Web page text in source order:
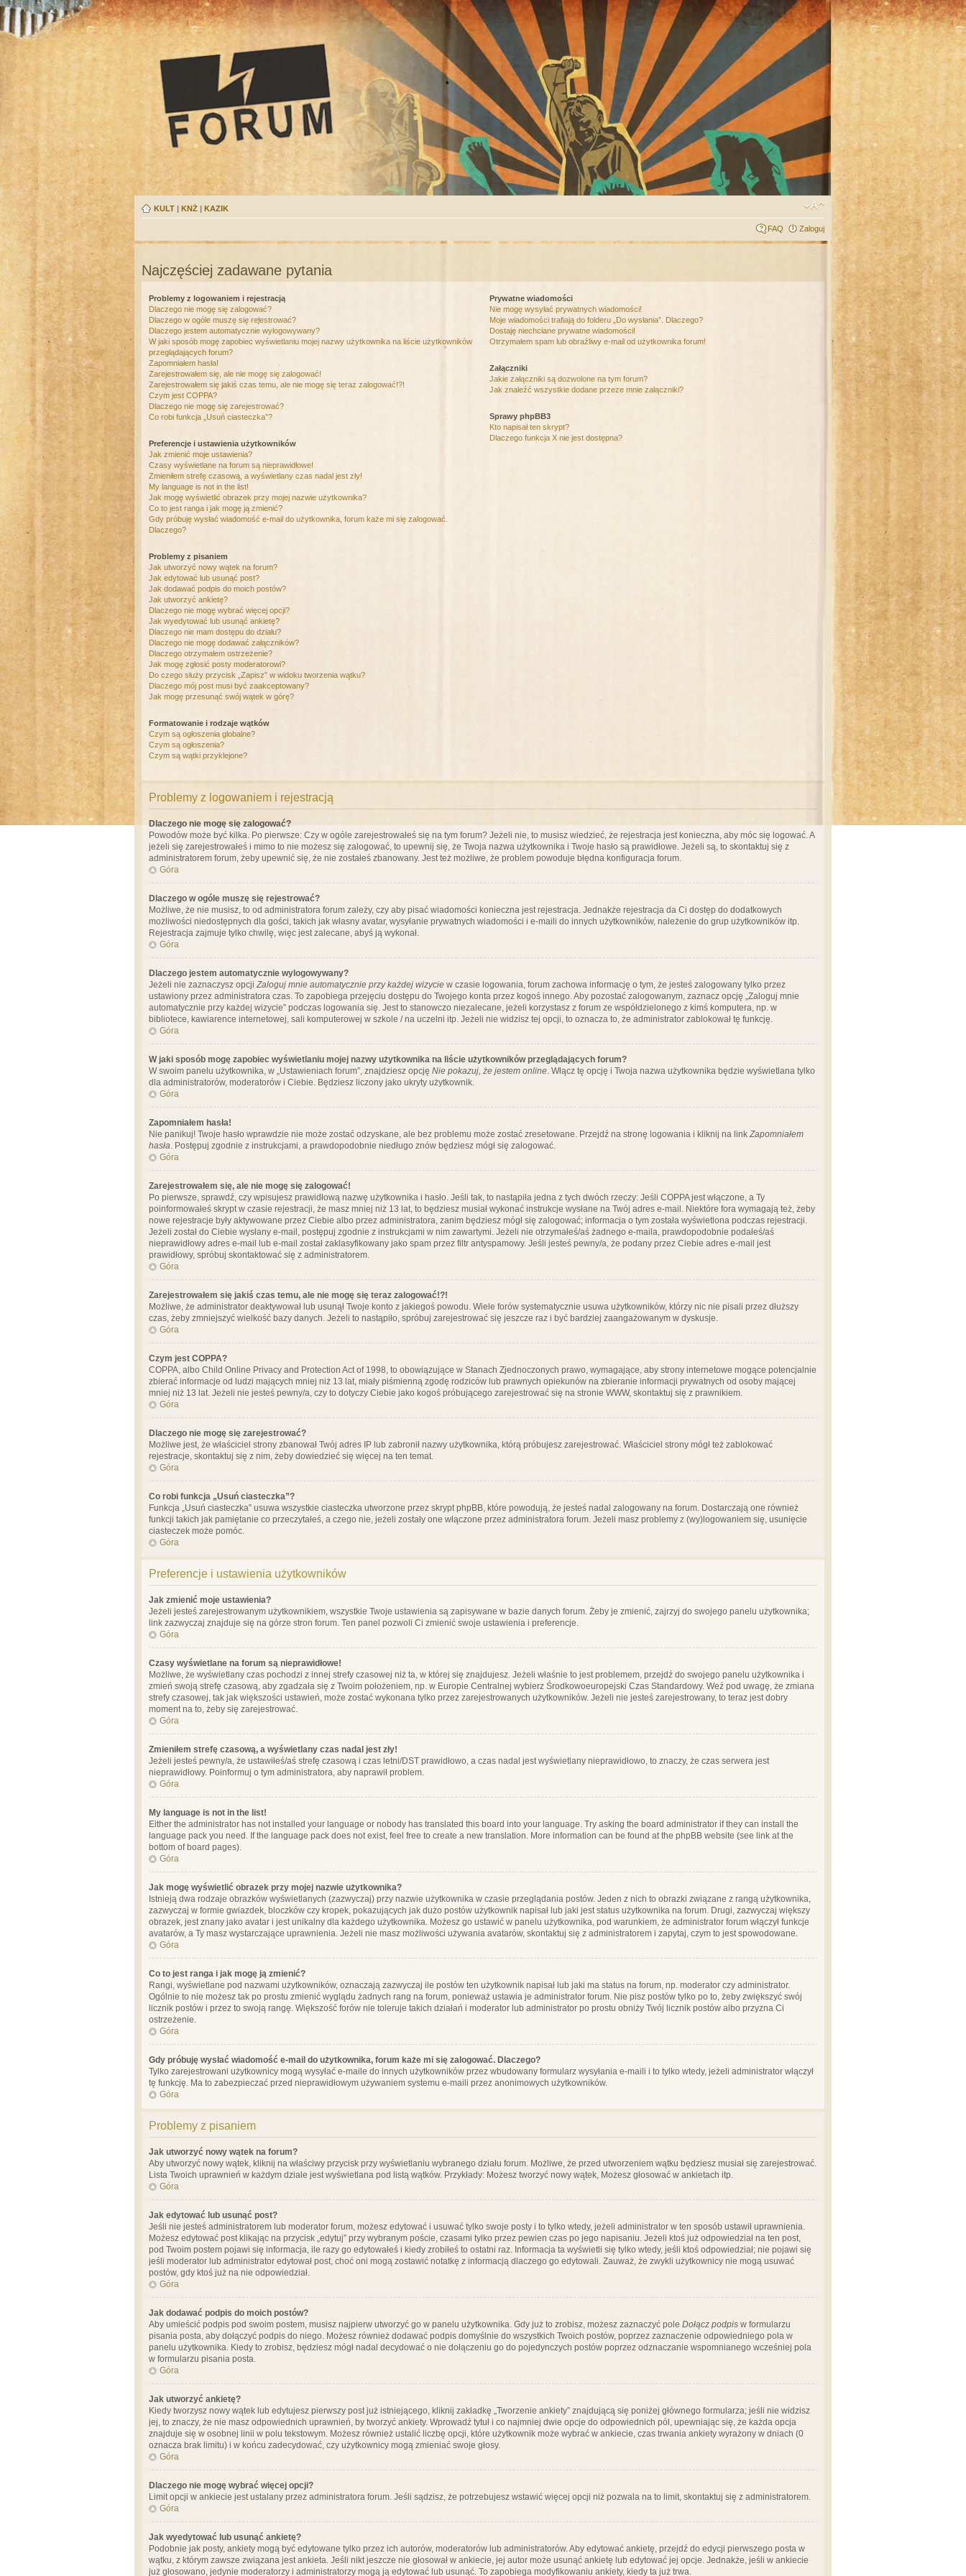
KULT | KNŻ | KAZIK
FAQ Zaloguj
Najczęściej zadawane pytania
Problemy z logowaniem i rejestracją
Dlaczego nie mogę się zalogować?
Dlaczego w ogóle muszę się rejestrować?
Dlaczego jestem automatycznie wylogowywany?
W jaki sposób mogę zapobiec wyświetlaniu mojej nazwy użytkownika na liście użytkowników
przeglądających forum?
Zapomniałem hasła!
Zarejestrowałem się, ale nie mogę się zalogować!
Zarejestrowałem się jakiś czas temu, ale nie mogę się teraz zalogować!?!
Czym jest COPPA?
Dlaczego nie mogę się zarejestrować?
Co robi funkcja „Usuń ciasteczka”?
Preferencje i ustawienia użytkowników
Jak zmienić moje ustawienia?
Czasy wyświetlane na forum są nieprawidłowe!
Zmieniłem strefę czasową, a wyświetlany czas nadal jest zły!
My language is not in the list!
Jak mogę wyświetlić obrazek przy mojej nazwie użytkownika?
Co to jest ranga i jak mogę ją zmienić?
Gdy próbuję wysłać wiadomość e-mail do użytkownika, forum każe mi się zalogować.
Dlaczego?
Problemy z pisaniem
Jak utworzyć nowy wątek na forum?
Jak edytować lub usunąć post?
Jak dodawać podpis do moich postów?
Jak utworzyć ankietę?
Dlaczego nie mogę wybrać więcej opcji?
Jak wyedytować lub usunąć ankietę?
Dlaczego nie mam dostępu do działu?
Dlaczego nie mogę dodawać załączników?
Dlaczego otrzymałem ostrzeżenie?
Jak mogę zgłosić posty moderatorowi?
Do czego służy przycisk „Zapisz” w widoku tworzenia wątku?
Dlaczego mój post musi być zaakceptowany?
Jak mogę przesunąć swój wątek w górę?
Formatowanie i rodzaje wątków
Czym są ogłoszenia globalne?
Czym są ogłoszenia?
Czym są wątki przyklejone?
Prywatne wiadomości
Nie mogę wysyłać prywatnych wiadomości!
Moje wiadomości trafiają do folderu „Do wysłania”. Dlaczego?
Dostaję niechciane prywatne wiadomości!
Otrzymałem spam lub obraźliwy e-mail od użytkownika forum!
Załączniki
Jakie załączniki są dozwolone na tym forum?
Jak znaleźć wszystkie dodane przeze mnie załączniki?
Sprawy phpBB3
Kto napisał ten skrypt?
Dlaczego funkcja X nie jest dostępna?
Problemy z logowaniem i rejestracją
Dlaczego nie mogę się zalogować?
Powodów może być kilka. Po pierwsze: Czy w ogóle zarejestrowałeś się na tym forum? Jeżeli nie, to musisz wiedzieć, że rejestracja jest konieczna, aby móc się logować. A
jeżeli się zarejestrowałeś i mimo to nie możesz się zalogować, to upewnij się, że Twoja nazwa użytkownika i Twoje hasło są prawidłowe. Jeżeli są, to skontaktuj się z
administratorem forum, żeby upewnić się, że nie zostałeś zbanowany. Jest też możliwe, że problem powoduje błędna konfiguracja forum.
Góra
Dlaczego w ogóle muszę się rejestrować?
Możliwe, że nie musisz, to od administratora forum zależy, czy aby pisać wiadomości konieczna jest rejestracja. Jednakże rejestracja da Ci dostęp do dodatkowych
możliwości niedostępnych dla gości, takich jak własny avatar, wysyłanie prywatnych wiadomości i e-maili do innych użytkowników, należenie do grup użytkowników itp.
Rejestracja zajmuje tylko chwilę, więc jest zalecane, abyś ją wykonał.
Góra
Dlaczego jestem automatycznie wylogowywany?
Jeżeli nie zaznaczysz opcji Zaloguj mnie automatycznie przy każdej wizycie w czasie logowania, forum zachowa informację o tym, że jesteś zalogowany tylko przez
ustawiony przez administratora czas. To zapobiega przejęciu dostępu do Twojego konta przez kogoś innego. Aby pozostać zalogowanym, zaznacz opcję „Zaloguj mnie
automatycznie przy każdej wizycie” podczas logowania się. Jest to stanowczo niezalecane, jeżeli korzystasz z forum ze współdzielonego z kimś komputera, np. w
bibliotece, kawiarence internetowej, sali komputerowej w szkole / na uczelni itp. Jeżeli nie widzisz tej opcji, to oznacza to, że administrator zablokował tę funkcję.
Góra
W jaki sposób mogę zapobiec wyświetlaniu mojej nazwy użytkownika na liście użytkowników przeglądających forum?
W swoim panelu użytkownika, w „Ustawieniach forum”, znajdziesz opcję Nie pokazuj, że jestem online. Włącz tę opcję i Twoja nazwa użytkownika będzie wyświetlana tylko
dla administratorów, moderatorów i Ciebie. Będziesz liczony jako ukryty użytkownik.
Góra
Zapomniałem hasła!
Nie panikuj! Twoje hasło wprawdzie nie może zostać odzyskane, ale bez problemu może zostać zresetowane. Przejdź na stronę logowania i kliknij na link Zapomniałem
hasła. Postępuj zgodnie z instrukcjami, a prawdopodobnie niedługo znów będziesz mógł się zalogować.
Góra
Zarejestrowałem się, ale nie mogę się zalogować!
Po pierwsze, sprawdź, czy wpisujesz prawidłową nazwę użytkownika i hasło. Jeśli tak, to nastąpiła jedna z tych dwóch rzeczy: Jeśli COPPA jest włączone, a Ty
poinformowałeś skrypt w czasie rejestracji, że masz mniej niż 13 lat, to będziesz musiał wykonać instrukcje wysłane na Twój adres e-mail. Niektóre fora wymagają też, żeby
nowe rejestracje były aktywowane przez Ciebie albo przez administratora, zanim będziesz mógł się zalogować; informacja o tym została wyświetlona podczas rejestracji.
Jeżeli został do Ciebie wysłany e-mail, postępuj zgodnie z instrukcjami w nim zawartymi. Jeżeli nie otrzymałeś/aś żadnego e-maila, prawdopodobnie podałeś/aś
nieprawidłowy adres e-mail lub e-mail został zaklasyfikowany jako spam przez filtr antyspamowy. Jeśli jesteś pewny/a, że podany przez Ciebie adres e-mail jest
prawidłowy, spróbuj skontaktować się z administratorem.
Góra
Zarejestrowałem się jakiś czas temu, ale nie mogę się teraz zalogować!?!
Możliwe, że administrator deaktywował lub usunął Twoje konto z jakiegoś powodu. Wiele forów systematycznie usuwa użytkowników, którzy nic nie pisali przez dłuższy
czas, żeby zmniejszyć wielkość bazy danych. Jeżeli to nastąpiło, spróbuj zarejestrować się jeszcze raz i być bardziej zaangażowanym w dyskusje.
Góra
Czym jest COPPA?
COPPA, albo Child Online Privacy and Protection Act of 1998, to obowiązujące w Stanach Zjednoczonych prawo, wymagające, aby strony internetowe mogące potencjalnie
zbierać informacje od ludzi mających mniej niż 13 lat, miały piśmienną zgodę rodziców lub prawnych opiekunów na zbieranie informacji prywatnych od osoby mającej
mniej niż 13 lat. Jeżeli nie jesteś pewny/a, czy to dotyczy Ciebie jako kogoś próbującego zarejestrować się na stronie WWW, skontaktuj się z prawnikiem.
Góra
Dlaczego nie mogę się zarejestrować?
Możliwe jest, że właściciel strony zbanował Twój adres IP lub zabronił nazwy użytkownika, którą próbujesz zarejestrować. Właściciel strony mógł też zablokować
rejestracje, skontaktuj się z nim, żeby dowiedzieć się więcej na ten temat.
Góra
Co robi funkcja „Usuń ciasteczka”?
Funkcja „Usuń ciasteczka” usuwa wszystkie ciasteczka utworzone przez skrypt phpBB, które powodują, że jesteś nadal zalogowany na forum. Dostarczają one również
funkcji takich jak pamiętanie co przeczytałeś, a czego nie, jeżeli zostały one włączone przez administratora forum. Jeżeli masz problemy z (wy)logowaniem się, usunięcie
ciasteczek może pomóc.
Góra
Preferencje i ustawienia użytkowników
Jak zmienić moje ustawienia?
Jeżeli jesteś zarejestrowanym użytkownikiem, wszystkie Twoje ustawienia są zapisywane w bazie danych forum. Żeby je zmienić, zajrzyj do swojego panelu użytkownika;
link zazwyczaj znajduje się na górze stron forum. Ten panel pozwoli Ci zmienić swoje ustawienia i preferencje.
Góra
Czasy wyświetlane na forum są nieprawidłowe!
Możliwe, że wyświetlany czas pochodzi z innej strefy czasowej niż ta, w której się znajdujesz. Jeżeli właśnie to jest problemem, przejdź do swojego panelu użytkownika i
zmień swoją strefę czasową, aby zgadzała się z Twoim położeniem, np. w Europie Centralnej wybierz Środkowoeuropejski Czas Standardowy. Weź pod uwagę, że zmiana
strefy czasowej, tak jak większości ustawień, może zostać wykonana tylko przez zarejestrowanych użytkowników. Jeżeli nie jesteś zarejestrowany, to teraz jest dobry
moment na to, żeby się zarejestrować.
Góra
Zmieniłem strefę czasową, a wyświetlany czas nadal jest zły!
Jeżeli jesteś pewny/a, że ustawiłeś/aś strefę czasową i czas letni/DST prawidłowo, a czas nadal jest wyświetlany nieprawidłowo, to znaczy, że czas serwera jest
nieprawidłowy. Poinformuj o tym administratora, aby naprawił problem.
Góra
My language is not in the list!
Either the administrator has not installed your language or nobody has translated this board into your language. Try asking the board administrator if they can install the
language pack you need. If the language pack does not exist, feel free to create a new translation. More information can be found at the phpBB website (see link at the
bottom of board pages).
Góra
Jak mogę wyświetlić obrazek przy mojej nazwie użytkownika?
Istnieją dwa rodzaje obrazków wyświetlanych (zazwyczaj) przy nazwie użytkownika w czasie przeglądania postów. Jeden z nich to obrazki związane z rangą użytkownika,
zazwyczaj w formie gwiazdek, bloczków czy kropek, pokazujących jak dużo postów użytkownik napisał lub jaki jest status użytkownika na forum. Drugi, zazwyczaj większy
obrazek, jest znany jako avatar i jest unikalny dla każdego użytkownika. Możesz go ustawić w panelu użytkownika, pod warunkiem, że administrator forum włączył funkcje
avatarów, a Ty masz wystarczające uprawnienia. Jeżeli nie masz możliwości używania avatarów, skontaktuj się z administratorem i zapytaj, czym to jest spowodowane.
Góra
Co to jest ranga i jak mogę ją zmienić?
Rangi, wyświetlane pod nazwami użytkowników, oznaczają zazwyczaj ile postów ten użytkownik napisał lub jaki ma status na forum, np. moderator czy administrator.
Ogólnie to nie możesz tak po prostu zmienić wyglądu żadnych rang na forum, ponieważ ustawia je administrator forum. Nie pisz postów tylko po to, żeby zwiększyć swój
licznik postów i przez to swoją rangę. Większość forów nie toleruje takich działań i moderator lub administrator po prostu obniży Twój licznik postów albo przyzna Ci
ostrzeżenie.
Góra
Gdy próbuję wysłać wiadomość e-mail do użytkownika, forum każe mi się zalogować. Dlaczego?
Tylko zarejestrowani użytkownicy mogą wysyłać e-maile do innych użytkowników przez wbudowany formularz wysyłania e-maili i to tylko wtedy, jeżeli administrator włączył
tę funkcję. Ma to zabezpieczać przed nieprawidłowym używaniem systemu e-maili przez anonimowych użytkowników.
Góra
Problemy z pisaniem
Jak utworzyć nowy wątek na forum?
Aby utworzyć nowy wątek, kliknij na właściwy przycisk przy wyświetlaniu wybranego działu forum. Możliwe, że przed utworzeniem wątku będziesz musiał się zarejestrować.
Lista Twoich uprawnień w każdym dziale jest wyświetlana pod listą wątków. Przykłady: Możesz tworzyć nowy wątek, Możesz głosować w ankietach itp.
Góra
Jak edytować lub usunąć post?
Jeśli nie jesteś administratorem lub moderator forum, możesz edytować i usuwać tylko swoje posty i to tylko wtedy, jeżeli administrator w ten sposób ustawił uprawnienia.
Możesz edytować post klikając na przycisk „edytuj” przy wybranym poście, czasami tylko przez pewien czas po jego napisaniu. Jeżeli ktoś już odpowiedział na ten post,
pod Twoim postem pojawi się informacja, ile razy go edytowałeś i kiedy zrobiłeś to ostatni raz. Informacja ta wyświetli się tylko wtedy, jeśli ktoś odpowiedział; nie pojawi się
jeśli moderator lub administrator edytował post, choć oni mogą zostawić notatkę z informacją dlaczego go edytowali. Zauważ, że zwykli użytkownicy nie mogą usuwać
postów, gdy ktoś już na nie odpowiedział.
Góra
Jak dodawać podpis do moich postów?
Aby umieścić podpis pod swoim postem, musisz najpierw utworzyć go w panelu użytkownika. Gdy już to zrobisz, możesz zaznaczyć pole Dołącz podpis w formularzu
pisania posta, aby dołączyć podpis do niego. Możesz również dodawać podpis domyślnie do wszystkich Twoich postów, poprzez zaznaczenie odpowiedniego pola w
panelu użytkownika. Kiedy to zrobisz, będziesz mógł nadal decydować o nie dołączeniu go do pojedynczych postów poprzez odznaczanie wspomnianego wcześniej pola
w formularzu pisania posta.
Góra
Jak utworzyć ankietę?
Kiedy tworzysz nowy wątek lub edytujesz pierwszy post już istniejącego, kliknij zakładkę „Tworzenie ankiety” znajdującą się poniżej głównego formularza; jeśli nie widzisz
jej, to znaczy, że nie masz odpowiednich uprawnień, by tworzyć ankiety. Wprowadź tytuł i co najmniej dwie opcje do odpowiednich pól, upewniając się, że każda opcja
znajduje się w osobnej linii w polu tekstowym. Możesz również ustalić liczbę opcji, które użytkownik może wybrać w ankiecie, czas trwania ankiety wyrażony w dniach (0
oznacza brak limitu) i w końcu zadecydować, czy użytkownicy mogą zmieniać swoje głosy.
Góra
Dlaczego nie mogę wybrać więcej opcji?
Limit opcji w ankiecie jest ustalany przez administratora forum. Jeśli sądzisz, że potrzebujesz wstawić więcej opcji niż pozwala na to limit, skontaktuj się z administratorem.
Góra
Jak wyedytować lub usunąć ankietę?
Podobnie jak posty, ankiety mogą być edytowane tylko przez ich autorów, moderatorów lub administratorów. Aby edytować ankietę, przejdź do edycji pierwszego posta w
wątku, z którym zawsze związana jest ankieta. Jeśli nikt jeszcze nie głosował w ankiecie, jej autor może usunąć ankietę lub edytować jej opcje. Jednakże, jeśli w ankiecie
już głosowano, jedynie moderatorzy i administratorzy mogą ją edytować lub usunąć. To zapobiega modyfikowaniu ankiety, kiedy ta już trwa.